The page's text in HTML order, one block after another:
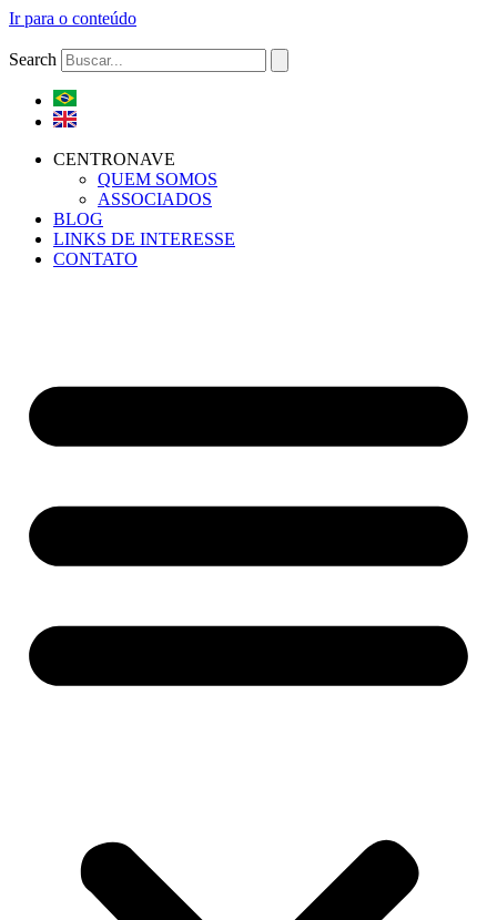
Ir para o conteúdo
Search
CENTRONAVE
QUEM SOMOS
ASSOCIADOS
BLOG
LINKS DE INTERESSE
CONTATO